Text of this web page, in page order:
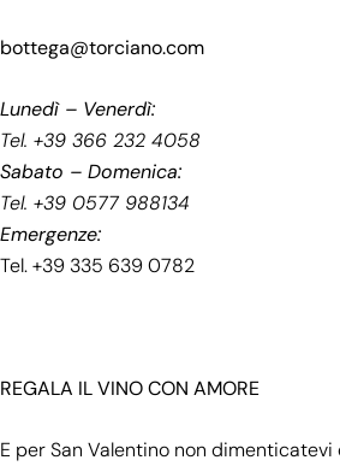
bottega@torciano.com
Lunedì – Venerdì:
Tel. +39 366 232 4058
Sabato – Domenica:
Tel. +39 0577 988134
Emergenze:
Tel. +39 335 639 0782
REGALA IL VINO CON AMORE
E per San Valentino non dimenticatevi